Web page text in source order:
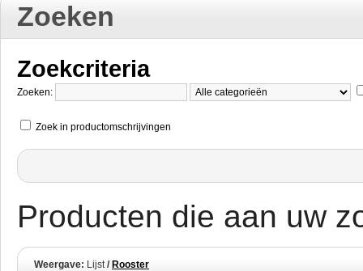
Zoeken
Zoekcriteria
Zoeken:
Zoek in productomschrijvingen
Producten die aan uw
Weergave: Lijst/ Rooster